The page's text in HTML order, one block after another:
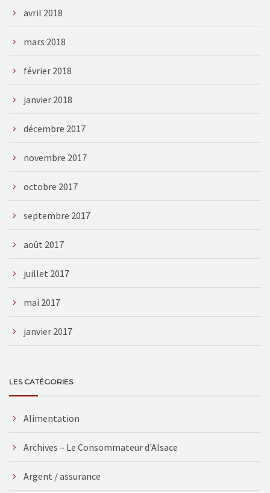
avril 2018
mars 2018
février 2018
janvier 2018
décembre 2017
novembre 2017
octobre 2017
septembre 2017
août 2017
juillet 2017
mai 2017
janvier 2017
LES CATÉGORIES
Alimentation
Archives – Le Consommateur d'Alsace
Argent / assurance